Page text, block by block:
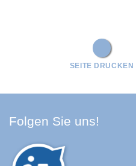
SEITE DRUCKEN
Folgen Sie uns!